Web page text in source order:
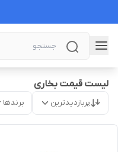
لیست قیمت بخاری
پربازدیدترین برندها